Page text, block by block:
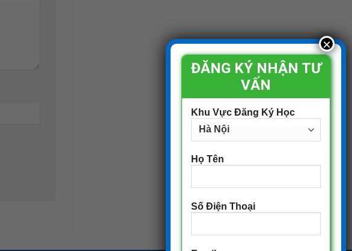
ĐĂNG KÝ NHẬN TƯ
VẤN
Khu Vực Đăng Ký Học
Họ Tên
Số Điện Thoại